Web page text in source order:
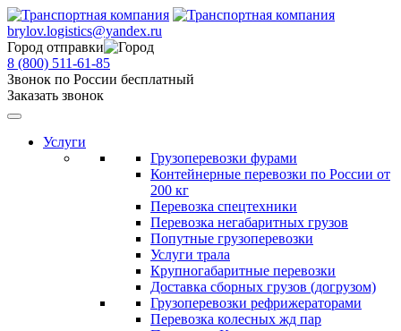
brylov.logistics@yandex.ru
Город отправки
8 (800) 511-61-85
Звонок по России бесплатный
Заказать звонок
Услуги
Грузоперевозки фурами
Контейнерные перевозки по России от
200 кг
Перевозка спецтехники
Перевозка негабаритных грузов
Попутные грузоперевозки
Услуги трала
Крупногабаритные перевозки
Доставка сборных грузов (догрузом)
Грузоперевозки рефрижераторами
Перевозка колесных жд пар